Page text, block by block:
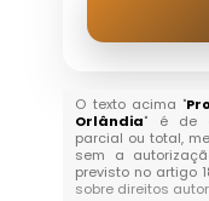
O texto acima "
Orlândia" é de
parcial ou total,
sem a
previsto no artigo
sobre direitos